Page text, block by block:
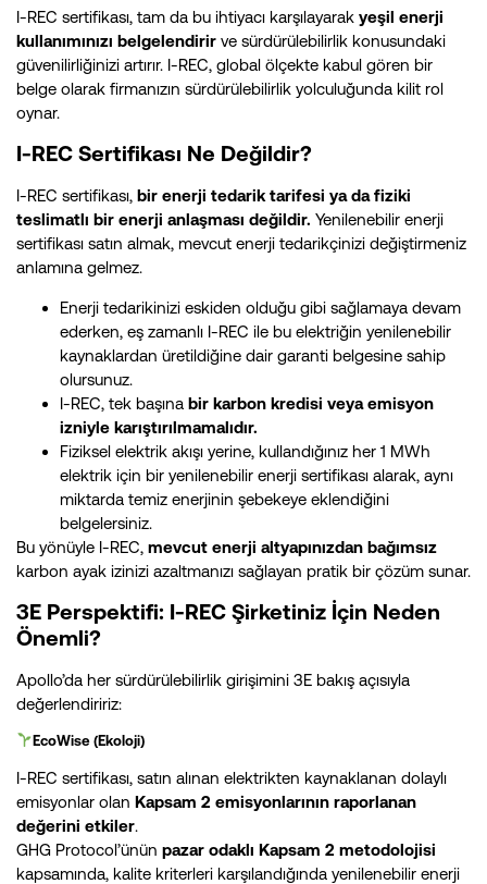
I-REC sertifikası, tam da bu ihtiyacı karşılayarak yeşil enerji
kullanımınızı belgelendirir ve sürdürülebilirlik konusundaki
güvenilirliğinizi artırır. I-REC, global ölçekte kabul gören bir
belge olarak firmanızın sürdürülebilirlik yolculuğunda kilit rol
oynar.
I-REC Sertifikası Ne Değildir?
I-REC sertifikası, bir enerji tedarik tarifesi ya da fiziki
teslimatlı bir enerji anlaşması değildir. Yenilenebilir enerji
sertifikası satın almak, mevcut enerji tedarikçinizi değiştirmeniz
anlamına gelmez​.
Enerji tedarikinizi eskiden olduğu gibi sağlamaya devam
ederken, eş zamanlı I-REC ile bu elektriğin yenilenebilir
kaynaklardan üretildiğine dair garanti belgesine sahip
olursunuz.
I-REC, tek başına bir karbon kredisi veya emisyon
izniyle karıştırılmamalıdır.
Fiziksel elektrik akışı yerine, kullandığınız her 1 MWh
elektrik için bir yenilenebilir enerji sertifikası alarak, aynı
miktarda temiz enerjinin şebekeye eklendiğini
belgelersiniz.
Bu yönüyle I-REC, mevcut enerji altyapınızdan bağımsız
karbon ayak izinizi azaltmanızı sağlayan pratik bir çözüm sunar.
3E Perspektifi: I-REC Şirketiniz İçin Neden
Önemli?
Apollo’da her sürdürülebilirlik girişimini 3E bakış açısıyla
değerlendiririz:
EcoWise (Ekoloji)
I-REC sertifikası, satın alınan elektrikten kaynaklanan dolaylı
emisyonlar olan Kapsam 2 emisyonlarının raporlanan
değerini etkiler.
GHG Protocol’ünün pazar odaklı Kapsam 2 metodolojisi
kapsamında, kalite kriterleri karşılandığında yenilenebilir enerji